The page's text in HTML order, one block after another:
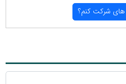
های شركت كنم؟